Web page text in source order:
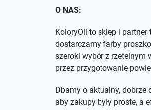
O NAS:
KoloryOli to sklep i
dostarczamy farby
szeroki wybór z rzetelnym
przez przygotowanie
Dbamy o aktualny, dobrze
aby zakupy były proste, a